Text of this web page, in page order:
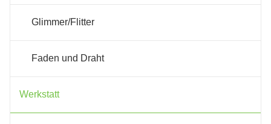
Glimmer/Flitter
Faden und Draht
Werkstatt